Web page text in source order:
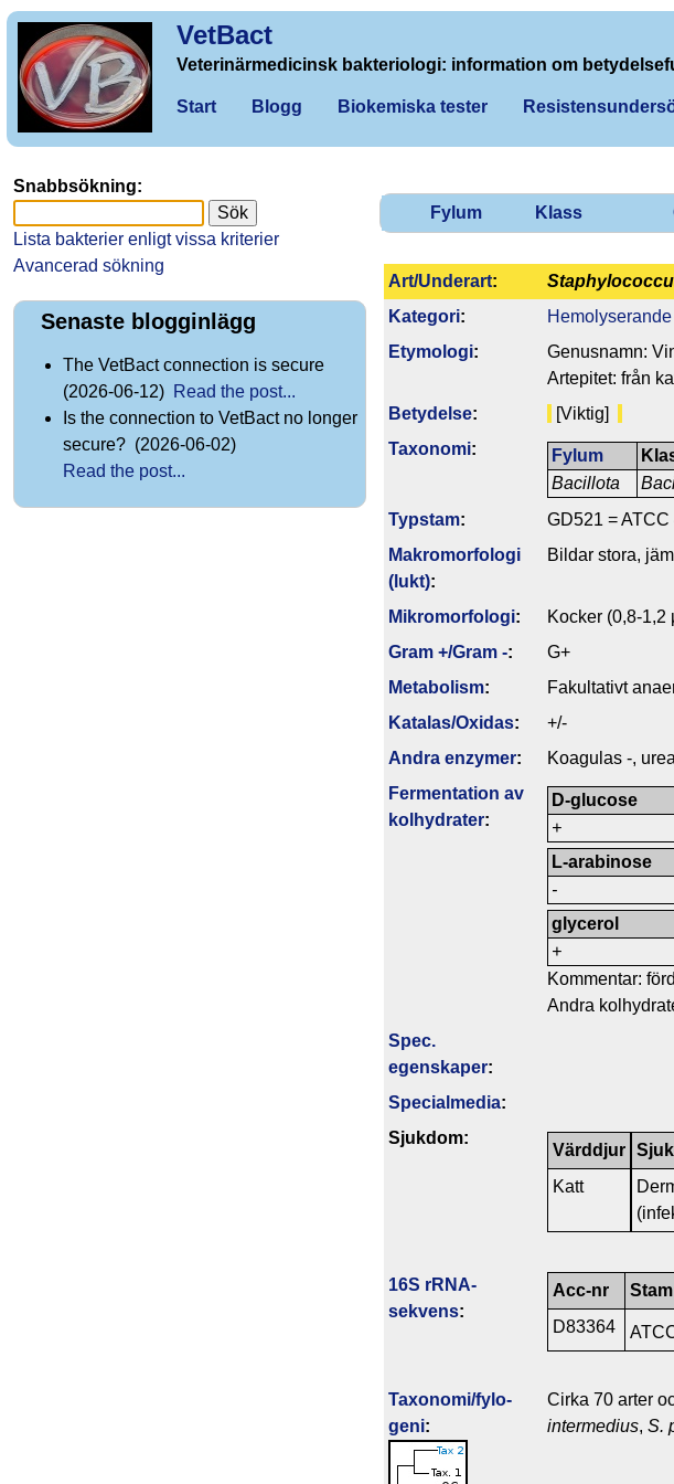
VetBact
Veterinärmedicinsk bakteriologi: information om
Start Blogg Biokemiska tester
Fylum Klass
Art/Underart:
Kategori:
Hemolyserande
Etymologi:
Genusnamn:
Artepitet: från
Betydelse:
[Viktig]
Taxonomi:
Fylum
Bacillota
Typstam:
GD521 =
Makromorfologi
(lukt):
Bildar stora,
Mikromorfologi:
Kocker (0,8-1,2
Gram +/Gram -:
G+
Metabolism:
Fakultativt
Katalas/Oxidas:
+/-
Andra enzymer:
Koagulas -,
Fermentation av
kolhydrater:
D-glucose
+
L-arabinose
-
glycerol
+
Kommentar:
Andra
Spec.
egenskaper:
Specialmedia:
Sjukdom:
Värddjur
Katt
16S rRNA-
sekvens:
Acc-nr Stam
D83364
Taxonomi/fylo­
geni:
Cirka 70 arter
intermedius, S.
Snabbsökning:
Lista bakterier enligt vissa kriterier
Avancerad sökning
Senaste blogginlägg
The VetBact connection is secure
(2026-06-12) Read the post...
Is the connection to VetBact no longer
secure? (2026-06-02)
Read the post...